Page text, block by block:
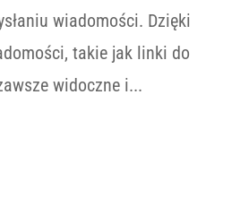
wiadomości. Dzięki
takie jak linki do
widoczne i...